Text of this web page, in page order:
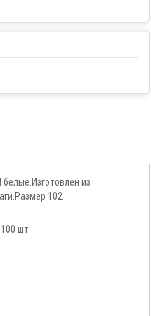
из
102
шт